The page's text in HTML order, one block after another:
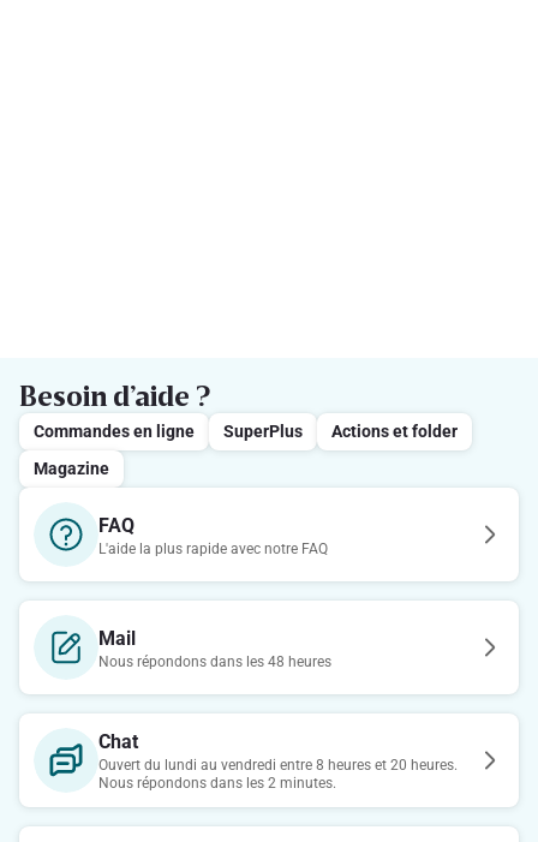
Besoin d’aide ?
Commandes en ligne SuperPlus
Actions et folder
Magazine
FAQ
L'aide la plus rapide avec notre FAQ
Mail
Nous répondons dans les 48 heures
Chat
Ouvert du lundi au vendredi entre 8 heures et 20 heures.
Nous répondons dans les 2 minutes.